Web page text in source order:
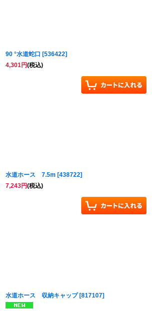
90 °水道蛇口 [536422]
4,301円(税込)
水道ホース 7.5m [438722]
7,243円(税込)
水道ホース 収納キャップ [817107]